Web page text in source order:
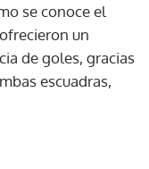
se conoce el
un
de goles, gracias
escuadras,